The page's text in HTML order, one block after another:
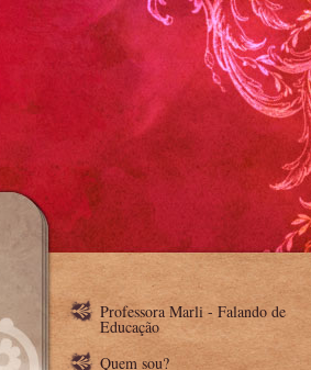
Professora Marli - Falando de
Educação
Quem sou?